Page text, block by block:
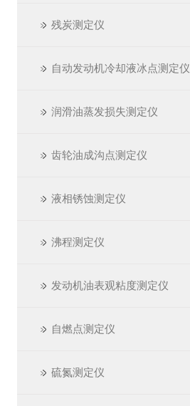
残炭测定仪
自动发动机冷却液冰点测定仪
润滑油蒸发损失测定仪
齿轮油成沟点测定仪
液相锈蚀测定仪
沸程测定仪
发动机油表观粘度测定仪
自燃点测定仪
硫氮测定仪